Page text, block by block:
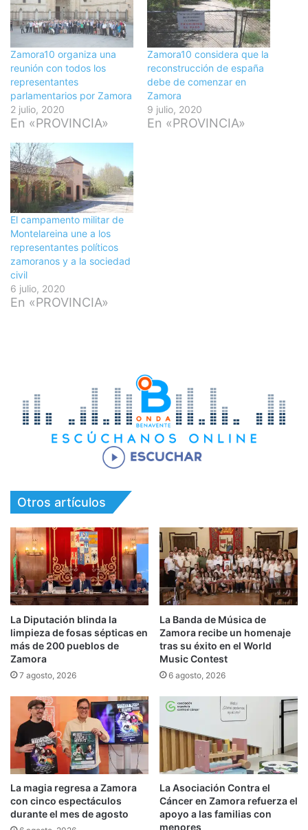
Zamora10 organiza una
reunión con todos los
representantes
parlamentarios por Zamora
2 julio, 2020
En «PROVINCIA»
Zamora10 considera que la
reconstrucción de españa
debe de comenzar en
Zamora
9 julio, 2020
En «PROVINCIA»
El campamento militar de
Montelareina une a los
representantes políticos
zamoranos y a la sociedad
civil
6 julio, 2020
En «PROVINCIA»
Otros artículos
La Diputación blinda la
limpieza de fosas sépticas en
más de 200 pueblos de
Zamora
7 agosto, 2026
La Banda de Música de
Zamora recibe un homenaje
tras su éxito en el World
Music Contest
6 agosto, 2026
La magia regresa a Zamora
con cinco espectáculos
durante el mes de agosto
La Asociación Contra el
Cáncer en Zamora refuerza el
apoyo a las familias con
menores